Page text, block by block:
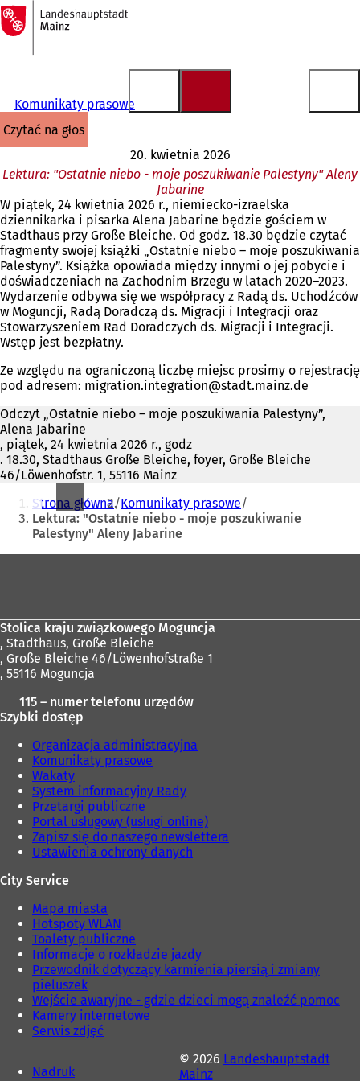
Przejdź do treści
Do
strony
głównej
Komunikaty prasowe
czytać na głos
20. kwietnia 2026
Lektura: "Ostatnie niebo - moje poszukiwanie Palestyny" Aleny
Jabarine
W piątek, 24 kwietnia 2026 r., niemiecko-izraelska
dziennikarka i pisarka Alena Jabarine będzie gościem w
Stadthaus przy Große Bleiche. Od godz. 18.30 będzie czytać
fragmenty swojej książki „Ostatnie niebo – moje poszukiwania
Palestyny”. Książka opowiada między innymi o jej pobycie i
doświadczeniach na Zachodnim Brzegu w latach 2020–2023.
Wydarzenie odbywa się we współpracy z Radą ds. Uchodźców
w Moguncji, Radą Doradczą ds. Migracji i Integracji oraz
Stowarzyszeniem Rad Doradczych ds. Migracji i Integracji.
Wstęp jest bezpłatny.
Ze względu na ograniczoną liczbę miejsc prosimy o rejestrację
pod adresem: migration.integration stadt.mainz de
Odczyt „Ostatnie niebo – moje poszukiwania Palestyny”,
Alena Jabarine
, piątek, 24 kwietnia 2026 r., godz
. 18.30, Stadthaus Große Bleiche, foyer, Große Bleiche
46/Löwenhofstr. 1, 55116 Mainz
Jesteś
tutaj:
Strona główna Komunikaty prasowe
Lektura: "Ostatnie niebo - moje poszukiwanie
Palestyny" Aleny Jabarine
Stolica kraju związkowego Moguncja
, Stadthaus, Große Bleiche
, Große Bleiche 46/Löwenhofstraße 1
, 55116 Moguncja
115 – numer telefonu urzędów
Szybki dostęp
Organizacja administracyjna
Komunikaty prasowe
Wakaty
System informacyjny Rady
Przetargi publiczne
Portal usługowy (usługi online)
Zapisz się do naszego newslettera
Ustawienia ochrony danych
City Service
Mapa miasta
Hotspoty WLAN
Toalety publiczne
Informacje o rozkładzie jazdy
Przewodnik dotyczący karmienia piersią i zmiany
pieluszek
Wejście awaryjne - gdzie dzieci mogą znaleźć pomoc
Kamery internetowe
Serwis zdjęć
Nadruk
© 2026 Landeshauptstadt
Mainz